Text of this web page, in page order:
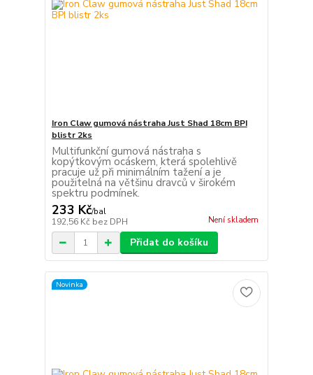
Iron Claw gumová nástraha Just Shad 18cm BPI
blistr 2ks
Multifunkční gumová nástraha s
kopýtkovým ocáskem, která spolehlivě
pracuje už při minimálním tažení a je
použitelná na většinu dravců v širokém
spektru podmínek.
233 Kč/bal
192,56 Kč bez DPH Není skladem
Přidat do košíku
Novinka